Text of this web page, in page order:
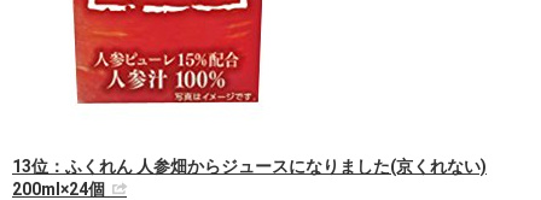
13位：ふくれん 人参畑からジュースになりました(京くれない)
200ml×24個